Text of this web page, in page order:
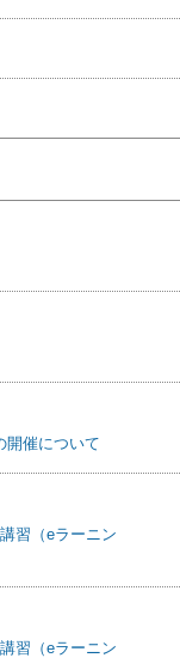
開催について
習（eラーニン
習（eラーニン